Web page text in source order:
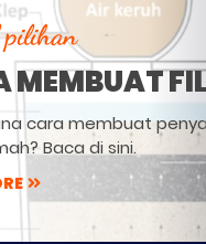
MEMBUAT
cara membuat
Baca di sini.